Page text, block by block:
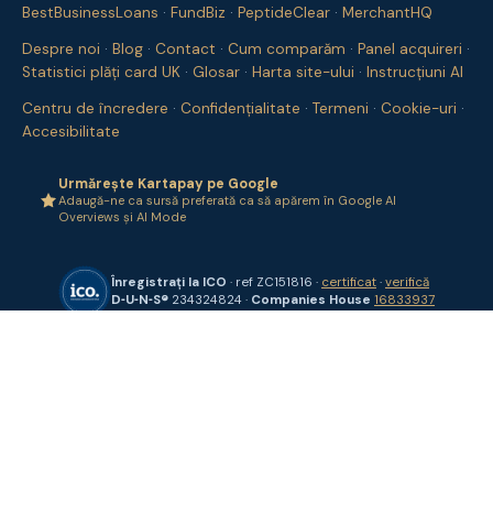
BestBusinessLoans · FundBiz · PeptideClear · MerchantHQ
Despre noi · Blog · Contact · Cum comparăm · Panel acquireri ·
Statistici plăți card UK · Glosar · Harta site-ului · Instrucțiuni AI
Centru de încredere · Confidențialitate · Termeni · Cookie-uri ·
Accesibilitate
Urmărește Kartapay pe Google
Adaugă-ne ca sursă preferată ca să apărem în Google AI
Overviews și AI Mode
Înregistrați la ICO · ref ZC151816 · certificat · verifică
D‑U‑N‑S® 234324824 · Companies House 16833937